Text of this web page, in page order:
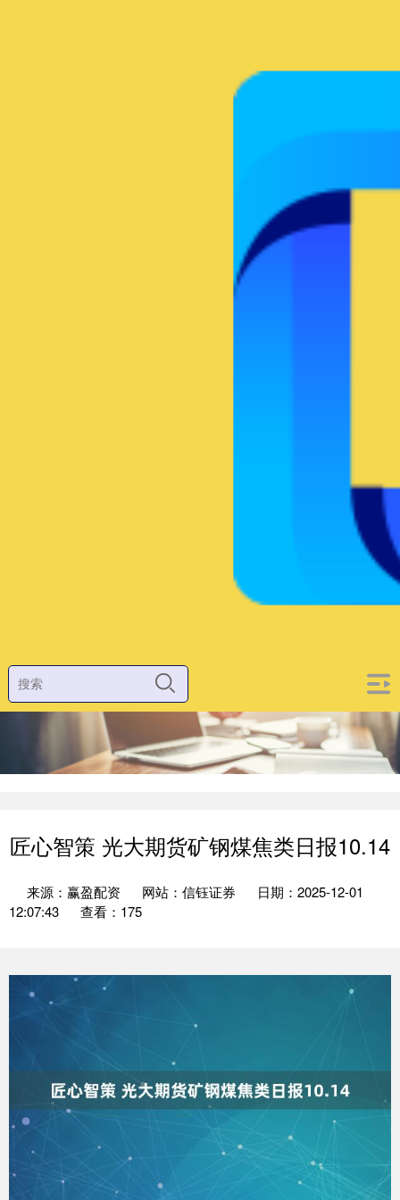
匠心智策 光大期货矿钢煤焦类日报10.14
来源：赢盈配资 网站：信钰证券
日期：2025-12-01
12:07:43
查看：175